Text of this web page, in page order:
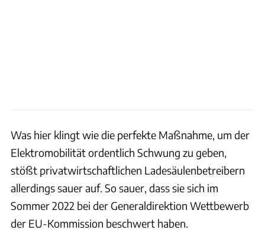
Was hier klingt wie die perfekte Maßnahme, um der
Elektromobilität ordentlich Schwung zu geben,
stößt privatwirtschaftlichen Ladesäulenbetreibern
allerdings sauer auf. So sauer, dass sie sich im
Sommer 2022 bei der Generaldirektion Wettbewerb
der EU-Kommission beschwert haben.